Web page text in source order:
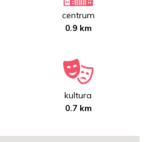
centrum
0.9 km
kultura
0.7 km